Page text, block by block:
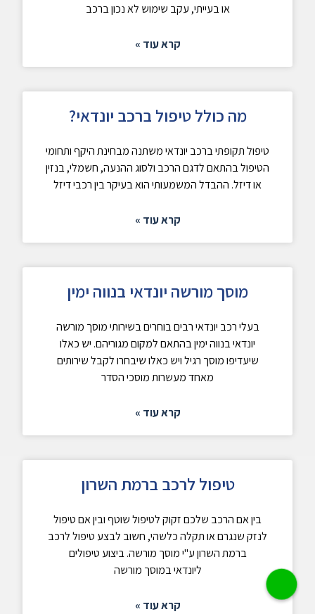
או בעייתי, עקב שימוש לא נכון ברכב
קרא עוד »
מה כולל טיפול ברכב יונדאי?
טיפול תקופתי ברכב יונדאי משתנה מבחינת היקף ותחומי
הטיפול בהתאם לדגם הרכב ולסוג ההנעה, חשמלי, בנזין
או דיזל. ההבדל המשמעותי הוא בעיקר בין רכבי דיזל
קרא עוד »
מוסך מורשה יונדאי בנווה ימין
בעלי רכב יונדאי רבים בוחרים בשירותי מוסך מורשה
יונדאי בנווה ימין בהתאם למקום מגוריהם. יש כאלו
שיעדיפו מוסך רגיל ויש כאלו שיבחרו לקבל שירותים
מאחד מעשרות מוסכי הסדר
קרא עוד »
טיפול לרכב ברמת השרון
בין אם הרכב שלכם זקוק לטיפול שוטף ובין אם טיפול
לנזק שנגרם או תקלה כלשהי, חשוב לבצע טיפול לרכב
ברמת השרון ע"י מוסך מורשה. ביצוע טיפולים
ליונדאי במוסך מורשה
קרא עוד »